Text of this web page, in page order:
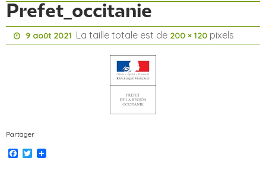
Prefet_occitanie
9 août 2021 La taille totale est de 200 × 120 pixels
Partager
Facebook
Twitter